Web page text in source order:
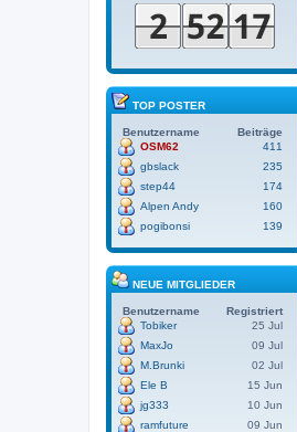
TOP POSTER
Benutzername
Beiträge
OSM62
411
gbslack
235
step44
174
Alpen Andy
160
pogibonsi
139
NEUE MITGLIEDER
Benutzername
Registriert
Tobiker
25 Jul
MaxJo
09 Jul
M.Brunki
02 Jul
Ele B
15 Jun
jg333
10 Jun
ramfuture
09 Jun